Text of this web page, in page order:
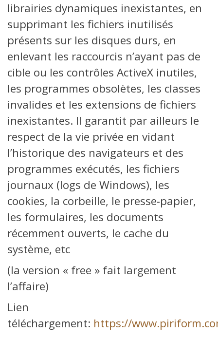
librairies dynamiques inexistantes, en
supprimant les fichiers inutilisés
présents sur les disques durs, en
enlevant les raccourcis n’ayant pas de
cible ou les contrôles ActiveX inutiles,
les programmes obsolètes, les classes
invalides et les extensions de fichiers
inexistantes. Il garantit par ailleurs le
respect de la vie privée en vidant
l’historique des navigateurs et des
programmes exécutés, les fichiers
journaux (logs de Windows), les
cookies, la corbeille, le presse-papier,
les formulaires, les documents
récemment ouverts, le cache du
système, etc
(la version « free » fait largement
l’affaire)
Lien
téléchargement: https://